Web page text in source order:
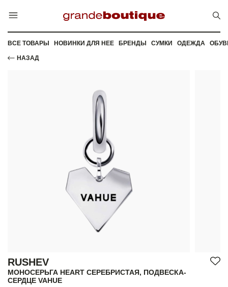
ВСЕ ТОВАРЫ НОВИНКИ ДЛЯ НЕЕ БРЕНДЫ СУМКИ ОДЕЖДА
НАЗАД
RUSHEV
МОНОСЕРЬГА HEART СЕРЕБРИСТАЯ, ПОДВЕСКА-
СЕРДЦЕ VAHUE